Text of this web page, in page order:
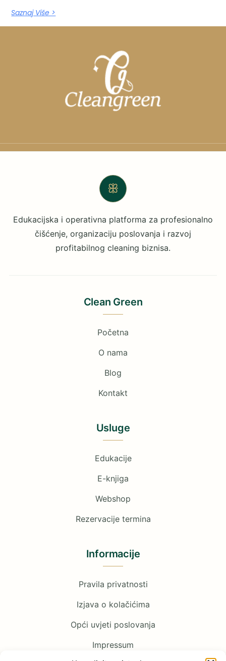
Saznaj Više >
ꕥ
Edukacijska i operativna platforma za profesionalno
čišćenje, organizaciju poslovanja i razvoj
profitabilnog cleaning biznisa.
Clean Green
Početna
O nama
Blog
Kontakt
Usluge
Edukacije
E-knjiga
Webshop
Rezervacije termina
Informacije
Pravila privatnosti
Izjava o kolačićima
Opći uvjeti poslovanja
Impressum